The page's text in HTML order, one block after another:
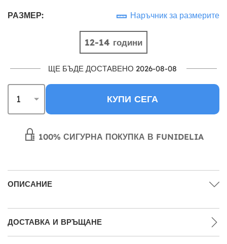
РАЗМЕР: Наръчник за размерите
12-14 години
ЩЕ БЪДЕ ДОСТАВЕНО 2026-08-08
КУПИ СЕГА
100% СИГУРНА ПОКУПКА В FUNIDELIA
ОПИСАНИЕ
ДОСТАВКА И ВРЪЩАНЕ